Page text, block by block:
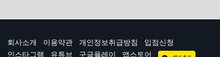
회사소개 이용약관 개인정보취급방침
입점신청
인스타그램
유튜브 구글플레이 앱스토어